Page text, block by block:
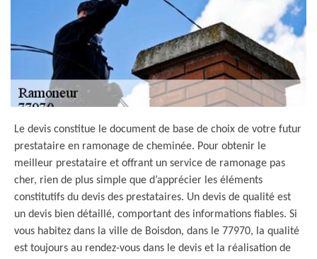
Le devis constitue le document de base de choix de votre futur
prestataire en ramonage de cheminée. Pour obtenir le
meilleur prestataire et offrant un service de ramonage pas
cher, rien de plus simple que d’apprécier les éléments
constitutifs du devis des prestataires. Un devis de qualité est
un devis bien détaillé, comportant des informations fiables. Si
vous habitez dans la ville de Boisdon, dans le 77970, la qualité
est toujours au rendez-vous dans le devis et la réalisation de